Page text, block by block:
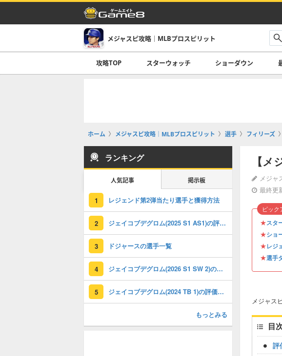
メジャスピ攻略｜MLBプロスピリット
攻略TOP スターウォッチ ショーダウン
ホーム メジャスピ攻略｜MLBプロスピリット 選手 フィリーズ
【
メジャ
最終更
★スタ
★ショ
★レジ
★選手
ピック
メジャス
目
評
ランキング
人気記事 掲示板
1 レジェンド第2弾当たり選手と獲得方法
2 ジェイコブデグロム(2025 S1 AS1)の評価とステータス
3 ドジャースの選手一覧
4 ジェイコブデグロム(2026 S1 SW 2)の評価とステータス
5 ジェイコブデグロム(2024 TB 1)の評価とステータス
もっとみる